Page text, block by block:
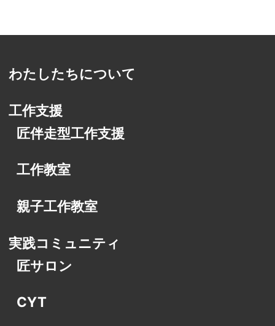
わたしたちについて
工作支援
匠伴走型工作支援
工作教室
親子工作教室
実践コミュニティ
匠サロン
CYT